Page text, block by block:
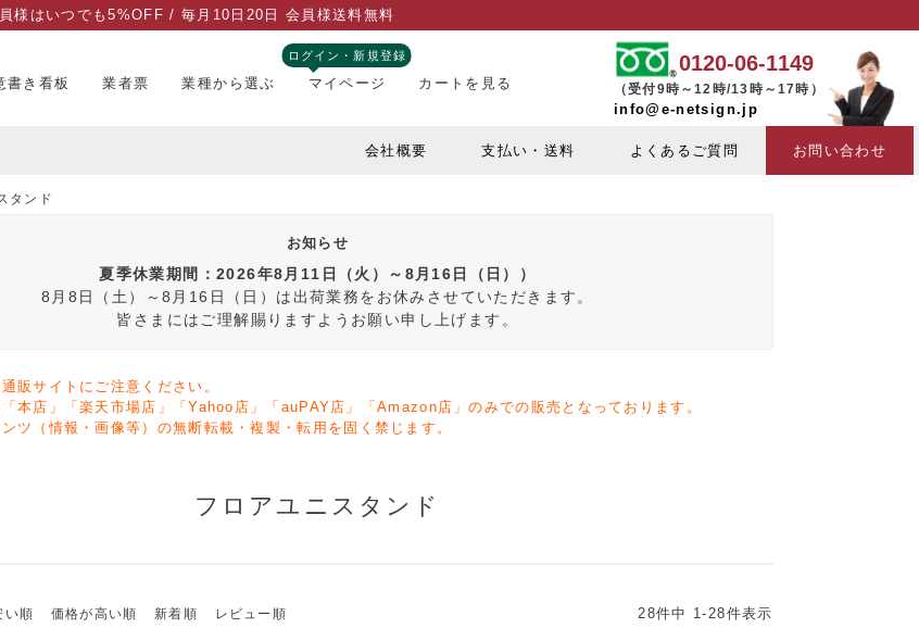
様はいつでも5%OFF / 毎月10日20日 会員様送料無料
書き看板 業者票 業種から選ぶ
ログイン・新規登録
マイページ カートを見る
0120-06-1149
（受付9時～12時/13時～17時）
info@e-netsign.jp
会社概要 支払い・送料 よくあるご質問 お問い合わせ
タンド
お知らせ
夏季休業期間：2026年8月11日（火）～8月16日（日））
8月8日（土）～8月16日（日）は出荷業務をお休みさせていただきます。
皆さまにはご理解賜りますようお願い申し上げます。
販サイトにご注意ください。
本店」「楽天市場店」「Yahoo店」「auPAY店」「Amazon店」のみでの販売となっております。
ツ（情報・画像等）の無断転載・複製・転用を固く禁じます。
フロアユニスタンド
い順 価格が高い順 新着順 レビュー順 28件中 1-28件表示